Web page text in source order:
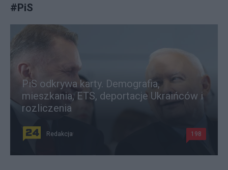
#PiS
PiS odkrywa karty. Demografia,
mieszkania, ETS, deportacje Ukraińców i
rozliczenia
Redakcja 198